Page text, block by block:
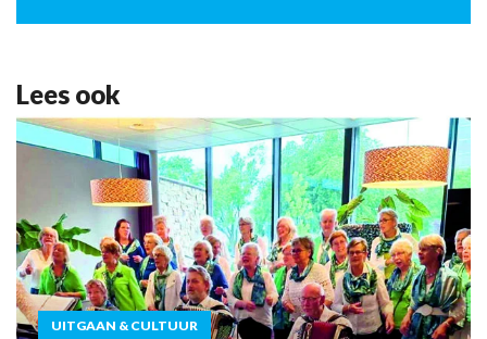
Lees ook
UITGAAN & CULTUUR